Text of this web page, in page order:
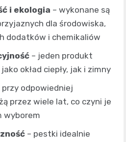
i ekologia – wykonane są
dla środowiska,
dodatków i chemikaliów
– jeden produkt
okład ciepły, jak i zimny
przy odpowiedniej
przez wiele lat, co czyni je
wyborem
– pestki idealnie